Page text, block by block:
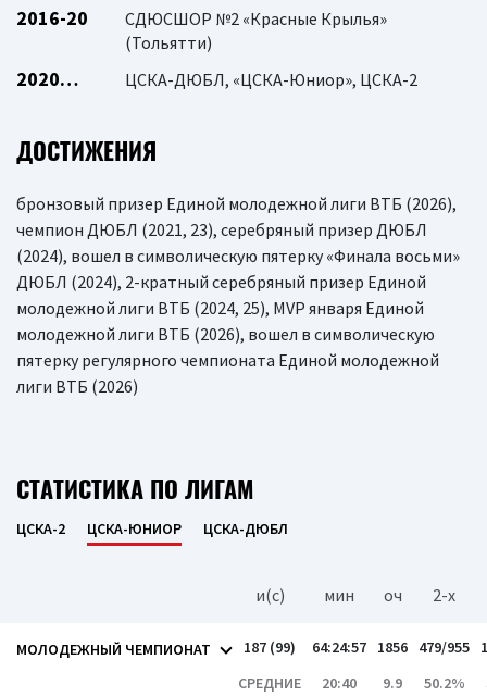
2016-20
СДЮСШОР №2 «Красные Крылья»
(Тольятти)
2020… ЦСКА-ДЮБЛ, «ЦСКА-Юниор», ЦСКА-2
ДОСТИЖЕНИЯ
бронзовый призер Единой молодежной лиги ВТБ (2026),
чемпион ДЮБЛ (2021, 23), серебряный призер ДЮБЛ
(2024), вошел в символическую пятерку «Финала восьми»
ДЮБЛ (2024), 2-кратный серебряный призер Единой
молодежной лиги ВТБ (2024, 25), MVP января Единой
молодежной лиги ВТБ (2026), вошел в символическую
пятерку регулярного чемпионата Единой молодежной
лиги ВТБ (2026)
СТАТИСТИКА ПО ЛИГАМ
ЦСКА-2 ЦСКА-ЮНИОР ЦСКА-ДЮБЛ
и(c) мин оч 2-x
МОЛОДЕЖНЫЙ ЧЕМПИОНАТ 187 (99) 64:24:57 1856 479/955
СРЕДНИЕ
20:40 9.9 50.2%